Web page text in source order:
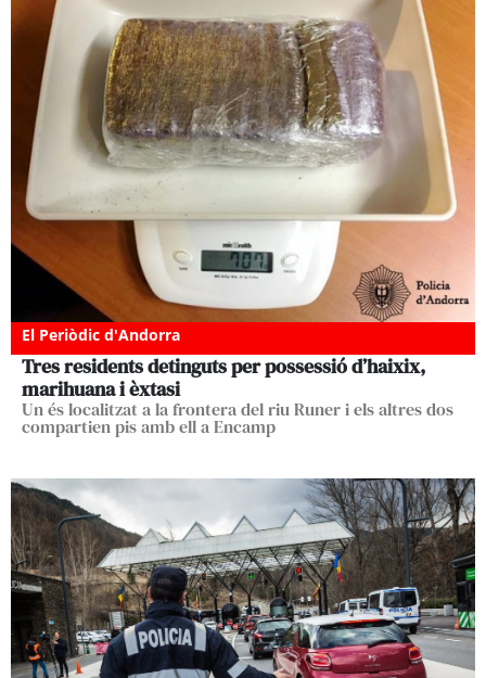
El Periòdic d'Andorra
Tres residents detinguts per possessió d’haixix,
marihuana i èxtasi
Un és localitzat a la frontera del riu Runer i els altres dos
compartien pis amb ell a Encamp